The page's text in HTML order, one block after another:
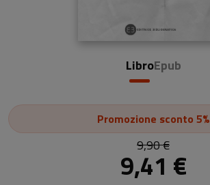
LibroEpub
Promozione sconto 5%
9,90 €
9,41 €